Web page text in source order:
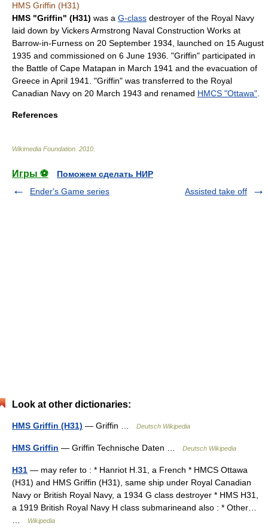
HMS Griffin (H31)
HMS "Griffin" (H31) was a G-class destroyer of the Royal Navy
laid down by Vickers Armstrong Naval Construction Works at
Barrow-in-Furness on 20 September 1934, launched on 15 August
1935 and commissioned on 6 June 1936. "Griffin" participated in
the Battle of Cape Matapan in March 1941 and the evacuation of
Greece in April 1941. "Griffin" was transferred to the Royal
Canadian Navy on 20 March 1943 and renamed HMCS "Ottawa"
References
Wikimedia Foundation 2010
Игры ⚽
Поможем сделать НИР
Ender's Game series
Assisted take off
Look at other dictionaries:
HMS Griffin (H31) — Griffin … Deutsch Wikipedia
HMS Griffin — Griffin Technische Daten … Deutsch Wikipedia
H31 — may refer to : * Hanriot H.31, a French * HMCS Ottawa
(H31) and HMS Griffin (H31), same ship under Royal Canadian
Navy or British Royal Navy, a 1934 G class destroyer * HMS H31,
a 1919 British Royal Navy H class submarineand also : * Other…
Wikipedia